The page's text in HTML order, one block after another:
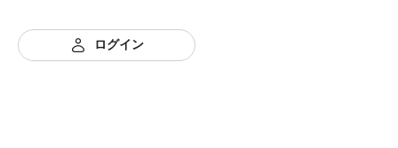
ログイン